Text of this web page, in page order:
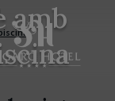
amb